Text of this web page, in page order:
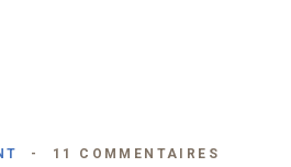
11 COMMENTAIRES